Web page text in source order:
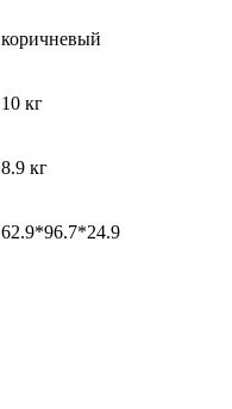
коричневый
10 кг
8.9 кг
62.9*96.7*24.9